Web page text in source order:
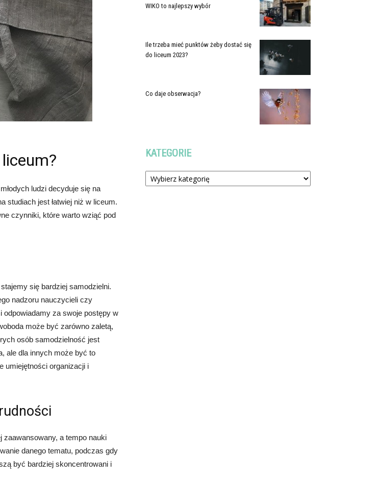
ludzi decyduje się na
studiach jest łatwiej niż w liceum.
czynniki, które warto wziąć pod
się bardziej samodzielni.
nadzoru nauczycieli czy
odpowiadamy za swoje postępy w
może być zarówno zaletą,
osób samodzielność jest
ale dla innych może być to
umiejętności organizacji i
zaawansowany, a tempo nauki
danego tematu, podczas gdy
być bardziej skoncentrowani i
WIKO to najlepszy wybór
Ile trzeba mieć punktów żeby dostać się
do liceum 2023?
Co daje obserwacja?
KATEGORIE
Kategorie